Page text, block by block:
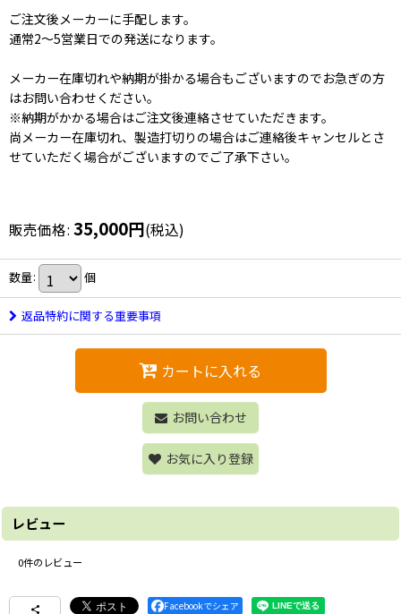
ご注文後メーカーに手配します。
通常2〜5営業日での発送になります。
メーカー在庫切れや納期が掛かる場合もございますのでお急ぎの方
はお問い合わせください。
※納期がかかる場合はご注文後連絡させていただきます。
尚メーカー在庫切れ、製造打切りの場合はご連絡後キャンセルとさ
せていただく場合がございますのでご了承下さい。
販売価格: 35,000円(税込)
数量: 個
返品特約に関する重要事項
カートに入れる
お問い合わせ
お気に入り登録
レビュー
0件のレビュー
Facebookでシェア